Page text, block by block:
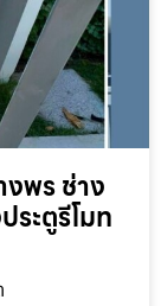
งพร ช่าง
ะตูรีโมท